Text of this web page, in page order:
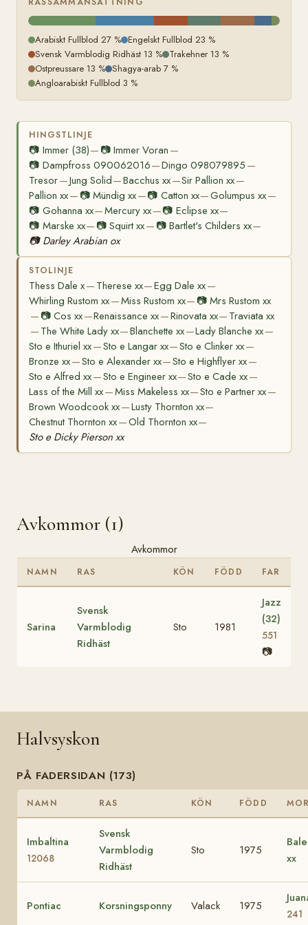
Arabiskt Fullblod 27 % Engelskt Fullblod 23 %
Svensk Varmblodig Ridhäst 13 % Trakehner 13 %
Ostpreussare 13 % Shagya-arab 7 %
Angloarabiskt Fullblod 3 %
HINGSTLINJE
📷 Immer (38)— 📷Immer Voran —
📷 Dampfross 090062016—Dingo 098079895 —
Tresor—Jung Solid—Bacchus xx—Sir Pallion xx—
Pallion xx— 📷Mündig xx—📷 Catton xx—Golumpus xx—
📷 Gohanna xx—Mercury xx—📷 Eclipse xx—
📷 Marske xx— 📷Squirt xx— 📷 Bartlet's Childers xx—
📷 Darley Arabian ox
STOLINJE
Thess Dale x— Therese xx—Egg Dale xx—
Whirling Rustom xx—Miss Rustom xx— 📷Mrs Rustom xx
— 📷Cos xx—Renaissance xx—Rinovata xx— Traviata xx
— The White Lady xx—Blanchette xx—Lady Blanche xx—
Sto e Ithuriel xx—Sto e Langar xx—Sto e Clinker xx—
Bronze xx—Sto e Alexander xx—Sto e Highflyer xx—
Sto e Alfred xx—Sto e Engineer xx—Sto e Cade xx—
Lass of the Mill xx—Miss Makeless xx—Sto e Partner xx—
Brown Woodcook xx—Lusty Thornton xx—
Chestnut Thornton xx—Old Thornton xx—
Sto e Dicky Pierson xx
Avkommor (1)
Avkommor
NAMN RAS KÖN FÖDD FAR
Sarina
Svensk
Varmblodig
Ridhäst
Sto 1981
Jazz
(32)
551
📷
Halvsyskon
PÅ FADERSIDAN (173)
NAMN RAS KÖN FÖDD
Imbaltina
12068
Svensk
Varmblodig
Ridhäst
Sto 1975
xx
Pontiac Korsningsponny Valack 1975
241